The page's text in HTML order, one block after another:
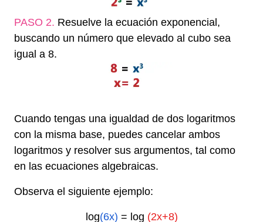
PASO 2. Resuelve la ecuación exponencial,
buscando un número que elevado al cubo sea
igual a 8.
Cuando tengas una igualdad de dos logaritmos
con la misma base, puedes cancelar ambos
logaritmos y resolver sus argumentos, tal como
en las ecuaciones algebraicas.
Observa el siguiente ejemplo:
log(6x) = log (2x+8)